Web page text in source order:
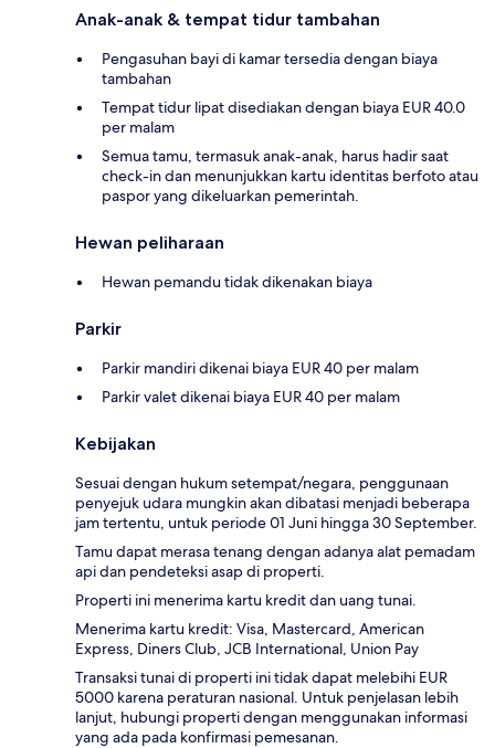
Anak-anak & tempat tidur tambahan
Pengasuhan bayi di kamar tersedia dengan biaya
tambahan
Tempat tidur lipat disediakan dengan biaya EUR 40.0
per malam
Semua tamu, termasuk anak-anak, harus hadir saat
check-in dan menunjukkan kartu identitas berfoto atau
paspor yang dikeluarkan pemerintah.
Hewan peliharaan
Hewan pemandu tidak dikenakan biaya
Parkir
Parkir mandiri dikenai biaya EUR 40 per malam
Parkir valet dikenai biaya EUR 40 per malam
Kebijakan
Sesuai dengan hukum setempat/negara, penggunaan
penyejuk udara mungkin akan dibatasi menjadi beberapa
jam tertentu, untuk periode 01 Juni hingga 30 September.
Tamu dapat merasa tenang dengan adanya alat pemadam
api dan pendeteksi asap di properti.
Properti ini menerima kartu kredit dan uang tunai.
Menerima kartu kredit: Visa, Mastercard, American
Express, Diners Club, JCB International, Union Pay
Transaksi tunai di properti ini tidak dapat melebihi EUR
5000 karena peraturan nasional. Untuk penjelasan lebih
lanjut, hubungi properti dengan menggunakan informasi
yang ada pada konfirmasi pemesanan.